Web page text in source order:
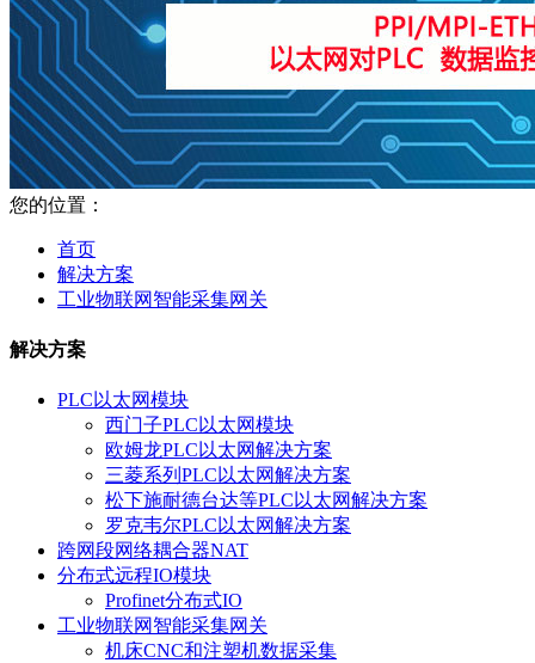
您的位置：
首页
解决方案
工业物联网智能采集网关
解决方案
PLC以太网模块
西门子PLC以太网模块
欧姆龙PLC以太网解决方案
三菱系列PLC以太网解决方案
松下施耐德台达等PLC以太网解决方案
罗克韦尔PLC以太网解决方案
跨网段网络耦合器NAT
分布式远程IO模块
Profinet分布式IO
工业物联网智能采集网关
机床CNC和注塑机数据采集